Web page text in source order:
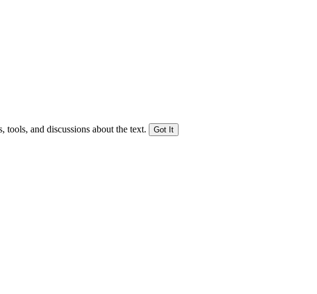
and discussions about the text. Got It